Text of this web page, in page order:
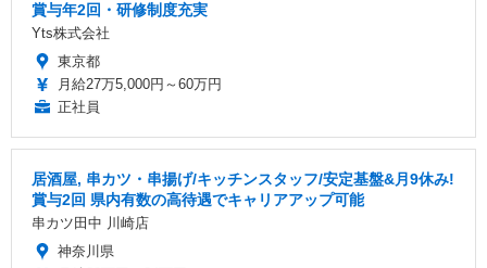
賞与年2回・研修制度充実
Yts株式会社
東京都
月給27万5,000円～60万円
正社員
居酒屋, 串カツ・串揚げ/キッチンスタッフ/安定基盤&月9休み!
賞与2回 県内有数の高待遇でキャリアアップ可能
串カツ田中 川崎店
神奈川県